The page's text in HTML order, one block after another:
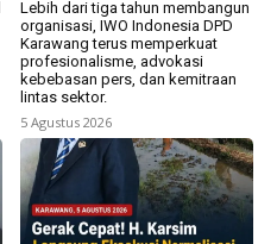
Lebih dari tiga tahun membangun
organisasi, IWO Indonesia DPD
Karawang terus memperkuat
profesionalisme, advokasi
kebebasan pers, dan kemitraan
lintas sektor.
5 Agustus 2026